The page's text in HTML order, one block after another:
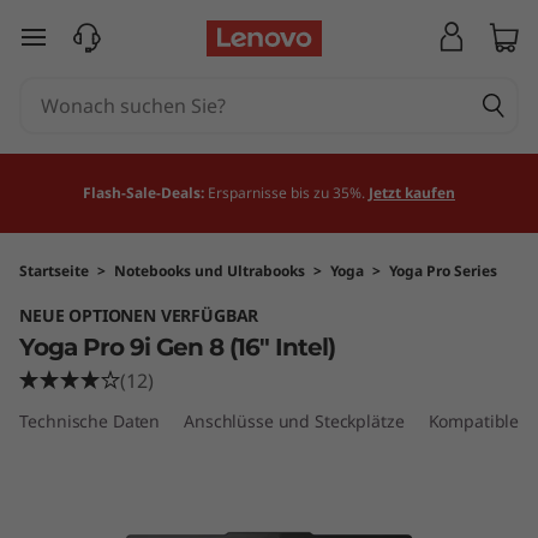
Y
P
o
9
zum Hauptinhalt springen
Flash-Sale-Deals: Ersparnisse bis zu 35%. Jetzt kaufen
Startseite > Notebooks und Ultrabooks > Yoga > Yoga Pro Series
NEUE OPTIONEN VERFÜGBAR
Yoga Pro 9i Gen 8 (16″ Intel)
(12)
Technische Daten Anschlüsse und Steckplätze Kompatibles